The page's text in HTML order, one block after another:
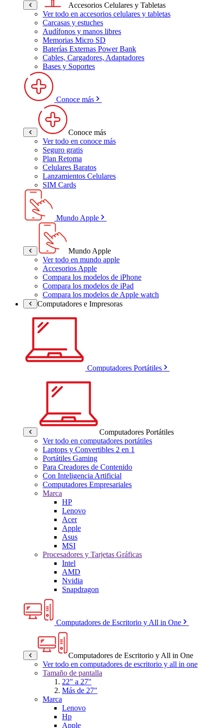
Accesorios Celulares y Tabletas
Ver todo en accesorios celulares y tabletas
Carcasas y estuches
Audífonos y manos libres
Memorias Micro SD
Baterías Externas Power Bank
Cables, Cargadores, Adaptadores
Bases y Soportes
Conoce más
Conoce más
Ver todo en conoce más
Seguro gratis
Plan Retoma
Celulares Baratos
Lanzamientos Celulares
SIM Cards
Mundo Apple
Mundo Apple
Ver todo en mundo apple
Accesorios Apple
Compara los modelos de iPhone
Compara los modelos de iPad
Compara los modelos de Apple watch
Computadores e Impresoras
Computadores Portátiles
Computadores Portátiles
Ver todo en computadores portátiles
Laptops y Convertibles 2 en 1
Portátiles Gaming
Para Creadores de Contenido
Con Inteligencia Artificial
Computadores Empresariales
Marca
HP
Lenovo
Acer
Apple
Asus
MSI
Procesadores y Tarjetas Gráficas
Intel
AMD
Nvidia
Snapdragon
Computadores de Escritorio y All in One
Computadores de Escritorio y All in One
Ver todo en computadores de escritorio y all in one
Tamaño de pantalla
22" a 27"
Más de 27"
Marca
Lenovo
Hp
Apple